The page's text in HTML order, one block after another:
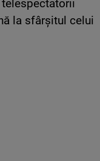
la sfârşitul celui